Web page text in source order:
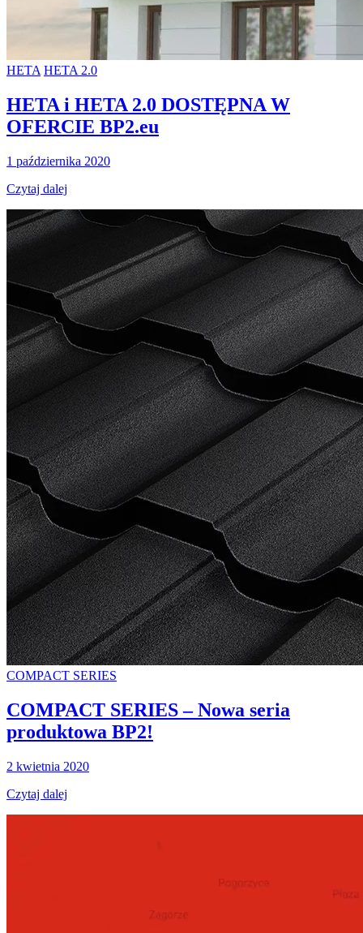
HETA HETA 2.0
HETA i HETA 2.0 DOSTĘPNA W
OFERCIE BP2.eu
1 października 2020
Czytaj dalej
COMPACT SERIES
COMPACT SERIES – Nowa seria
produktowa BP2!
2 kwietnia 2020
Czytaj dalej